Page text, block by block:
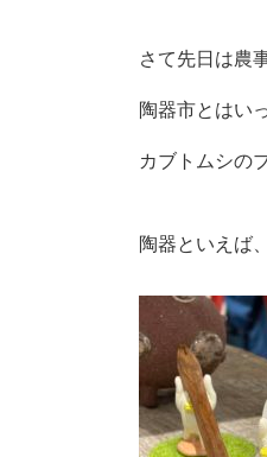
さて先日は農
陶器市とはい
カブトムシの
陶器といえば